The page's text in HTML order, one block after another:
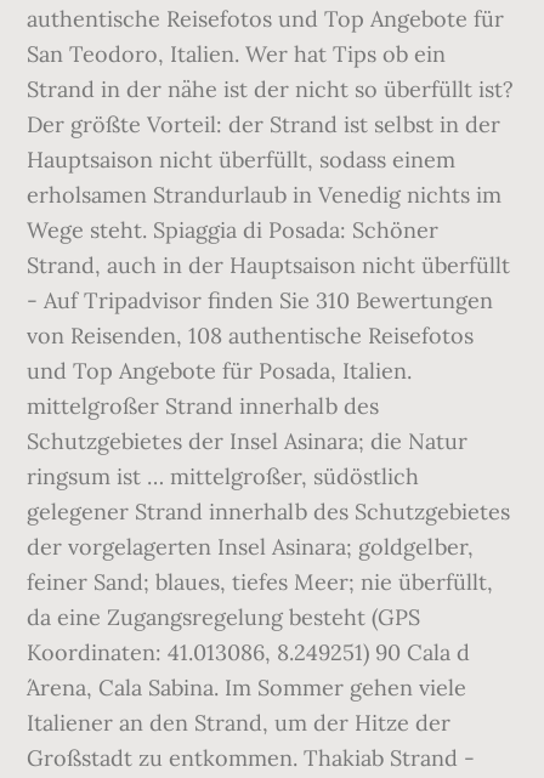
authentische Reisefotos und Top Angebote für
San Teodoro, Italien. Wer hat Tips ob ein
Strand in der nähe ist der nicht so überfüllt ist?
Der größte Vorteil: der Strand ist selbst in der
Hauptsaison nicht überfüllt, sodass einem
erholsamen Strandurlaub in Venedig nichts im
Wege steht. Spiaggia di Posada: Schöner
Strand, auch in der Hauptsaison nicht überfüllt
- Auf Tripadvisor finden Sie 310 Bewertungen
von Reisenden, 108 authentische Reisefotos
und Top Angebote für Posada, Italien.
mittelgroßer Strand innerhalb des
Schutzgebietes der Insel Asinara; die Natur
ringsum ist … mittelgroßer, südöstlich
gelegener Strand innerhalb des Schutzgebietes
der vorgelagerten Insel Asinara; goldgelber,
feiner Sand; blaues, tiefes Meer; nie überfüllt,
da eine Zugangsregelung besteht (GPS
Koordinaten: 41.013086, 8.249251) 90 Cala d
´Arena, Cala Sabina. Im Sommer gehen viele
Italiener an den Strand, um der Hitze der
Großstadt zu entkommen. Thakiab Strand -